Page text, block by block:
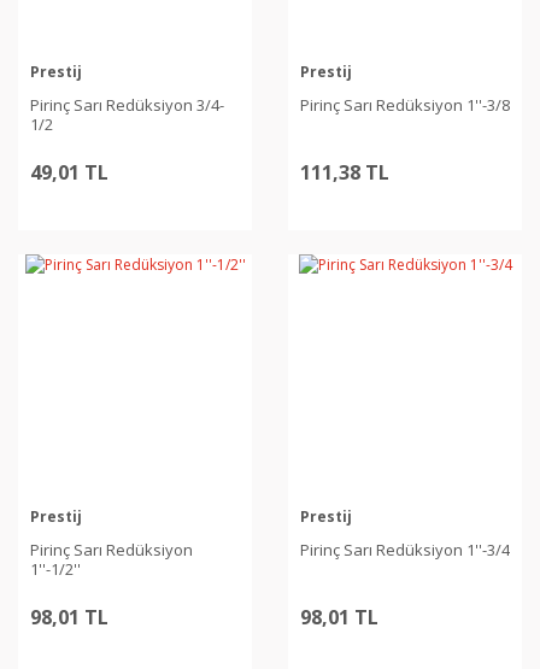
Prestij
Pirinç Sarı Redüksiyon 3/4-
1/2
49,01 TL
Prestij
Pirinç Sarı Redüksiyon 1''-3/8
111,38 TL
Prestij
Pirinç Sarı Redüksiyon
1''-1/2''
98,01 TL
Prestij
Pirinç Sarı Redüksiyon 1''-3/4
98,01 TL